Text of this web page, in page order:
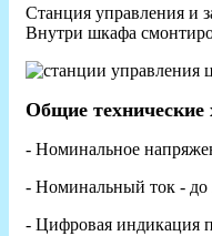
Станция управления и
Внутри шкафа
Общие
- Номинальное
- Номинальный ток - до
- Цифровая индикация